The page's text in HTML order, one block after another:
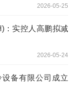
2026-05-25
：实控人高鹏拟减
2026-05-24
备有限公司成立